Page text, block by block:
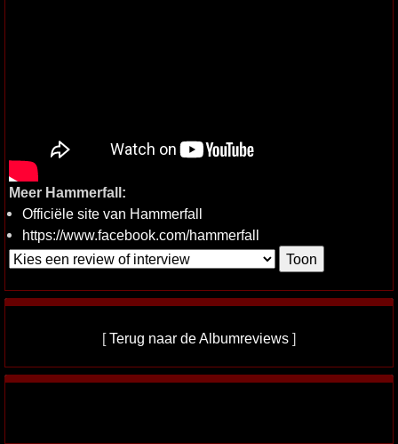
Meer Hammerfall:
Officiële site van Hammerfall
https://www.facebook.com/hammerfall
[Terug naar de Albumreviews ]